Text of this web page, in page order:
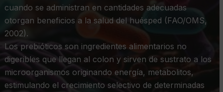
cuando se administran en cantidades adecuadas
otorgan beneficios a la salud del huésped (FAO/OMS,
2002).
Los prebióticos son ingredientes alimentarios no
digeribles que llegan al colon y sirven de sustrato a los
microorganismos originando energía, metabolitos,
estimulando el crecimiento selectivo de determinadas